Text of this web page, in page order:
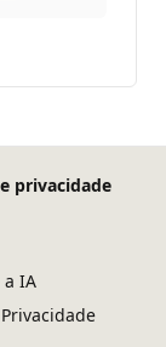
privacidade
IA
Privacidade